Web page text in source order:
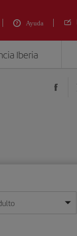
Ayuda
Iberia
mes/año